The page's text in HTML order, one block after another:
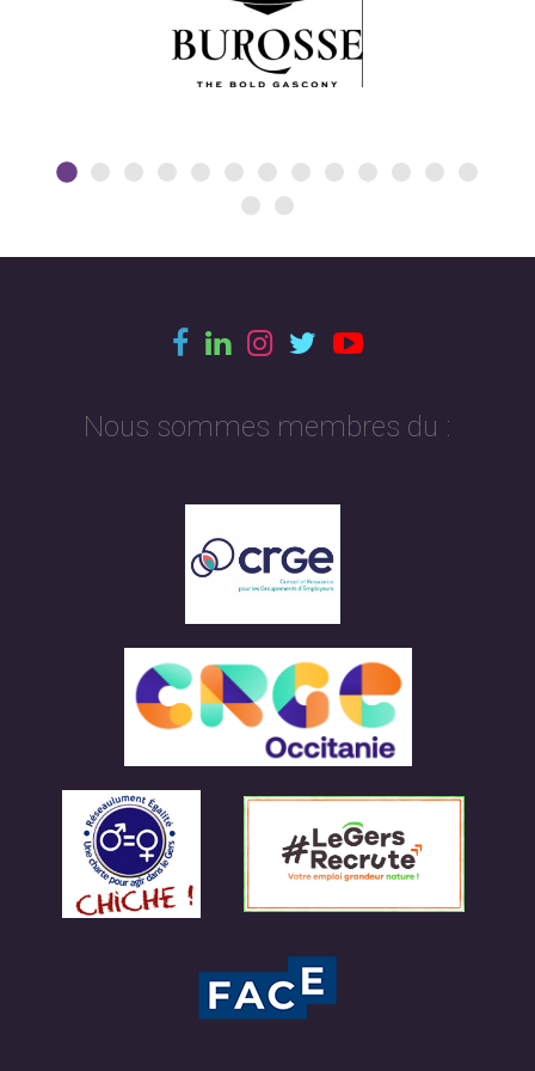
Nous sommes membres du :